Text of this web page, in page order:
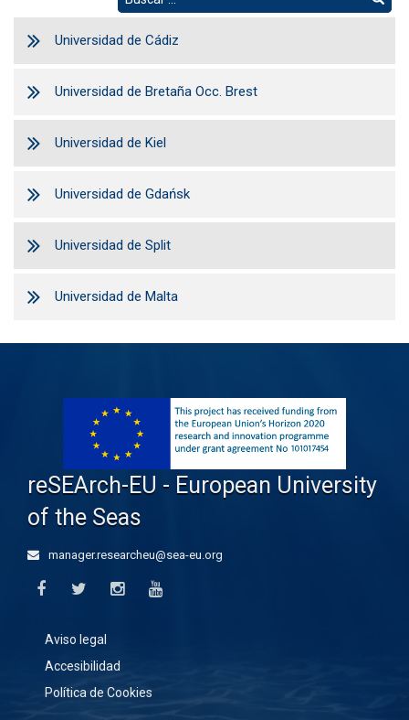
Universidad de Cádiz
Universidad de Bretaña Occ. Brest
Universidad de Kiel
Universidad de Gdańsk
Universidad de Split
Universidad de Malta
reSEArch-EU - European University
of the Seas
manager.researcheu@sea-eu.org
Aviso legal
Accesibilidad
Política de Cookies